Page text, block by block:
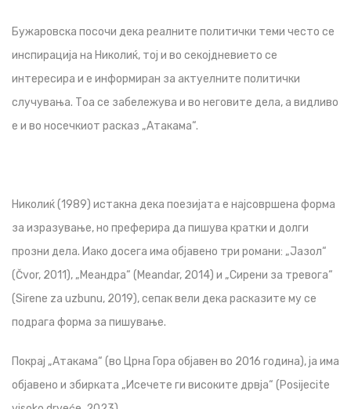
Бужаровска посочи дека реалните политички теми често се
инспирација на Николиќ, тој и во секојдневието се
интересира и е информиран за актуелните политички
случувања. Тоа се забележува и во неговите дела, а видливо
е и во носечкиот расказ „Атакама“.
Николиќ (1989) истакна дека поезијата е најсовршена форма
за изразување, но преферира да пишува кратки и долги
прозни дела. Иако досега има објавено три романи: „Јазол“
(Čvor, 2011), „Меандра“ (Meandar, 2014) и „Сирени за тревога“
(Sirene za uzbunu, 2019), сепак вели дека расказите му се
подрага форма за пишување.
Покрај „Атакама“ (во Црна Гора објавен во 2016 година), ја има
објавено и збирката „Исечете ги високите дрвја“ (Posijecite